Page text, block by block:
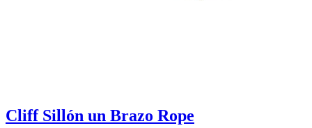
Cliff Sillón un Brazo Rope